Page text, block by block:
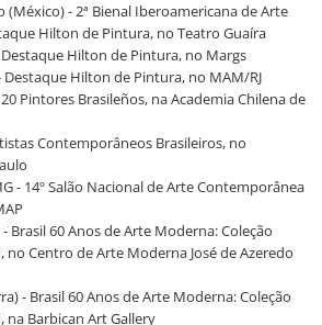
(México) - 2ª Bienal Iberoamericana de Arte
Hilton de Pintura, no Teatro Guaíra
Destaque Hilton de Pintura, no Margs
Destaque Hilton de Pintura, no MAM/RJ
Pintores Brasileños, na Academia Chilena de
Contemporâneos Brasileiros, no
- 14º Salão Nacional de Arte Contemporânea
Brasil 60 Anos de Arte Moderna: Coleção
Centro de Arte Moderna José de Azeredo
- Brasil 60 Anos de Arte Moderna: Coleção
Barbican Art Gallery